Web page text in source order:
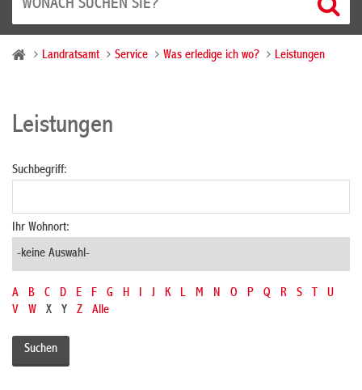
Landratsamt Service Was erledige ich wo? Leistungen
Leistungen
Suchbegriff:
Ihr Wohnort:
A B C D E F G H I J K L M N O P Q R S T
U
V
W X Y Z Alle